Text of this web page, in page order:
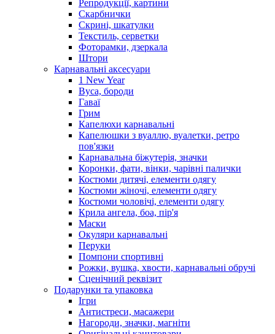
Репродукції, картини
Скарбнички
Скрині, шкатулки
Текстиль, серветки
Фоторамки, дзеркала
Штори
Карнавальні аксесуари
1 New Year
Вуса, бороди
Гаваї
Грим
Капелюхи карнавальні
Капелюшки з вуаллю, вуалетки, ретро
пов'язки
Карнавальна біжутерія, значки
Коронки, фати, вінки, чарівні палички
Костюми дитячі, елементи одягу
Костюми жіночі, елементи одягу
Костюми чоловічі, елементи одягу
Крила ангела, боа, пір'я
Маски
Окуляри карнавальні
Перуки
Помпони спортивні
Рожки, вушка, хвости, карнавальні обручі
Сценічний реквізит
Подарунки та упаковка
Ігри
Антистреси, масажери
Нагороди, значки, магніти